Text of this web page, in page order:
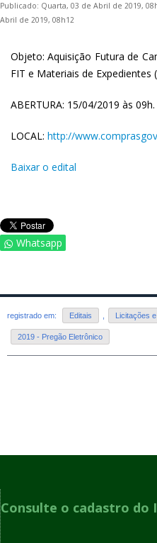
Publicado: Quarta, 03 de Abril de 2019,
Abril de 2019, 08h12
Objeto: Aquisição Futura de
FIT e Materiais de Expedientes
ABERTURA: 15/04/2019 às 09h.
LOCAL: http://
Baixar o edital
Whatsapp
registrado em: Editais Licitações
2019 - Pregão Eletrônico
Consulte o cadastro do